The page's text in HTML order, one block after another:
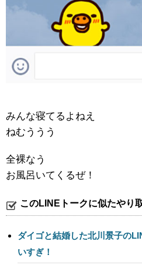
みんな寝てるよねえ
ねむううう
全裸なう
お風呂いてくるぜ！
このLINEトークに似たやり
ダイゴと結婚した北川景子の
いすぎ！